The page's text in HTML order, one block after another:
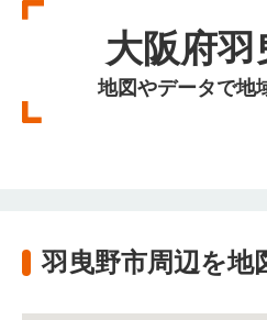
大阪府羽
地図やデータで地
羽曳野市周辺を地